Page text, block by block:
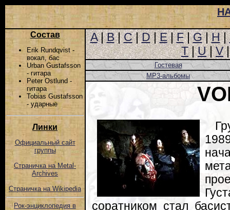
Состав
Erik Rundqvist -
вокал, бас
Urban Gustafsson
- гитара
Peter Ostlund -
гитара
Tobias Gustafsson
- ударные
Линки
Официальный сайт
группы
Страничка на Metal-
Archives
Страничка на Wikipedia
Рок-энциклопедия в
A|B|C|D|E|F|G|H|
T|U|V
Гостевая
MP3-альбомы
соратником стал